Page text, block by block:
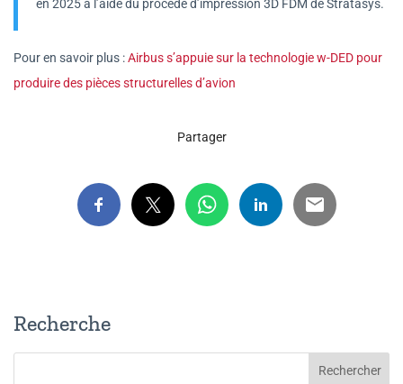
en 2025 à l’aide du procédé d’impression 3D FDM de Stratasys.
Pour en savoir plus :Airbus s’appuie sur la technologie w-DED pour
produire des pièces structurelles d’avion
Partager
Recherche